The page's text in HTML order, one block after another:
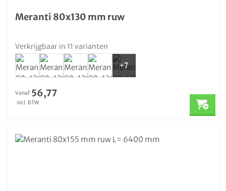
Meranti 80x130 mm ruw
Verkrijgbaar in 11 varianten
+7
Vanaf 56,77
incl. BTW